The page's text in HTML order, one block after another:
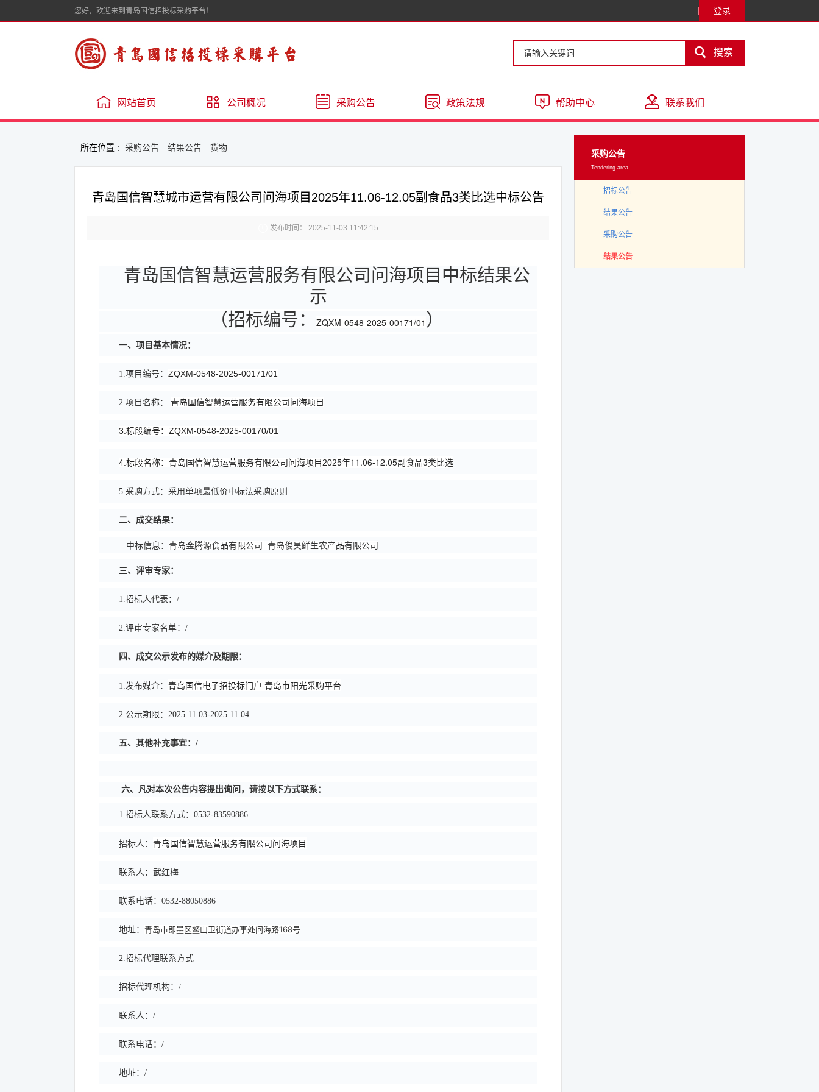
您好，欢迎来到青岛国信招投标采购平台！ 登录
 搜索
网站首页 公司概况 采购公告 政策法规 帮助中心 联系我们
所在位置 : 采购公告 结果公告 货物
青岛国信智慧城市运营有限公司问海项目2025年11.06-12.05副食品3类比选中标公告
发布时间： 2025-11-03 11:42:15
青岛国信智慧运营服务有限公司问海项目 中标结果公
示
（招标编号：
ZQXM-0548-2025-00171/01 ）
一、项目基本情况：
1.项目编号： ZQXM-0548-2025-00171/01
2.项目名称： 青岛国信智慧运营服务有限公司问海项目
3.标段编号：ZQXM-0548-2025-00170/01
4.标段名称：青岛国信智慧运营服务有限公司问海项目2025年11.06-12.05副食品3类比选
5.采购方式： 采用单项最低价中标法采购原则
二、成交结果：
中标信息： 青岛金腾源食品有限公司 青岛俊昊鲜生农产品有限公司
三、评审专家：
1.招标人代表：/
2.评审专家名单：/
四、成交公示发布的媒介及期限：
1.发布媒介： 青岛国信电子招投标门户 青岛市阳光采购平台
2.公示期限：2025.11.03-2025.11.04
五、其他补充事宜：/
六、凡对本次公告内容提出询问，请按以下方式联系：
1.招标人联系方式：0532-83590886
招标人： 青岛国信智慧运营服务有限公司问海项目
联系人： 武红梅
联系电话： 0532-88050886
地址： 青岛市即墨区鳌山卫街道办事处问海路168号
2.招标代理联系方式
招标代理机构：/
联系人：/
联系电话：/
地址：/
采购公告
Tendering area
招标公告
结果公告
采购公告
结果公告